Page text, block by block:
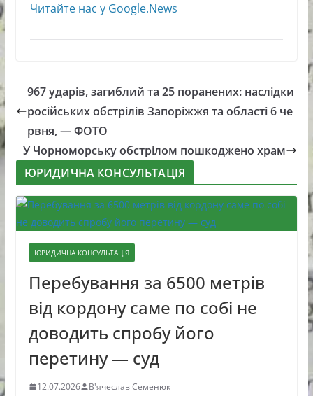
Читайте нас у Google.News
967 ударів, загиблий та 25 поранених: наслідки
російських обстрілів Запоріжжя та області 6 че
рвня, — ФОТО
У Чорноморську обстрілом пошкоджено храм
ЮРИДИЧНА КОНСУЛЬТАЦІЯ
ЮРИДИЧНА КОНСУЛЬТАЦІЯ
Перебування за 6500 метрів
від кордону саме по собі не
доводить спробу його
перетину — суд
12.07.2026 В'ячеслав Семенюк